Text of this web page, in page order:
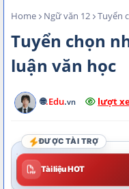
Home Ngữ văn 12 Tuyển
Tuyển chọn
luận văn học
🌐.Edu.vn lượt
ĐƯỢC TÀI TRỢ
Tài liệu HOT